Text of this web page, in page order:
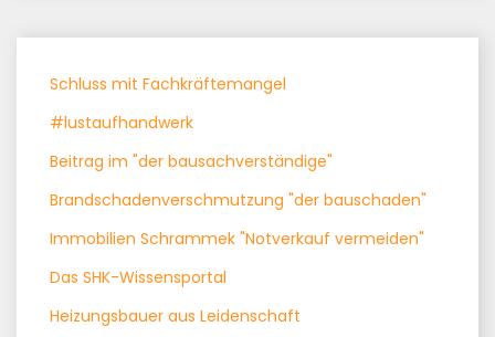
Schluss mit Fachkräftemangel
#lustaufhandwerk
Beitrag im "der bausachverständige"
Brandschadenverschmutzung "der bauschaden"
Immobilien Schrammek "Notverkauf vermeiden"
Das SHK-Wissensportal
Heizungsbauer aus Leidenschaft